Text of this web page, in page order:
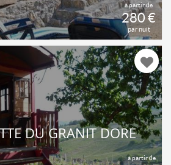
à partir de
280 €
par nuit
à partir de
DU GRANIT DORÉ